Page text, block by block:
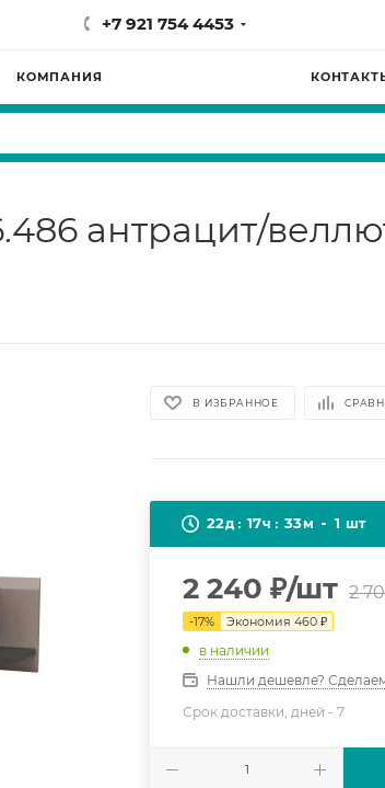
+7 921 754 4453
КОМПАНИЯ
антрацит/
В ИЗБРАННОЕ
22д 17ч 33м 1 шт
2 240 ₽/шт 2
-17% Экономия460 ₽
в наличии
Нашли дешевле?
Срок доставки, дней -7